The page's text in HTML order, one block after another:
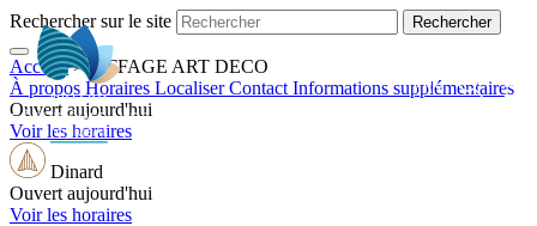
Rechercher sur le site
FR
Accueil>EIFFAGE ART DECO
À propos Horaires Localiser Contact Informations supplémentaires
Ouvert aujourd'hui
Voir les horaires
Dinard
Ouvert aujourd'hui
Voir les horaires